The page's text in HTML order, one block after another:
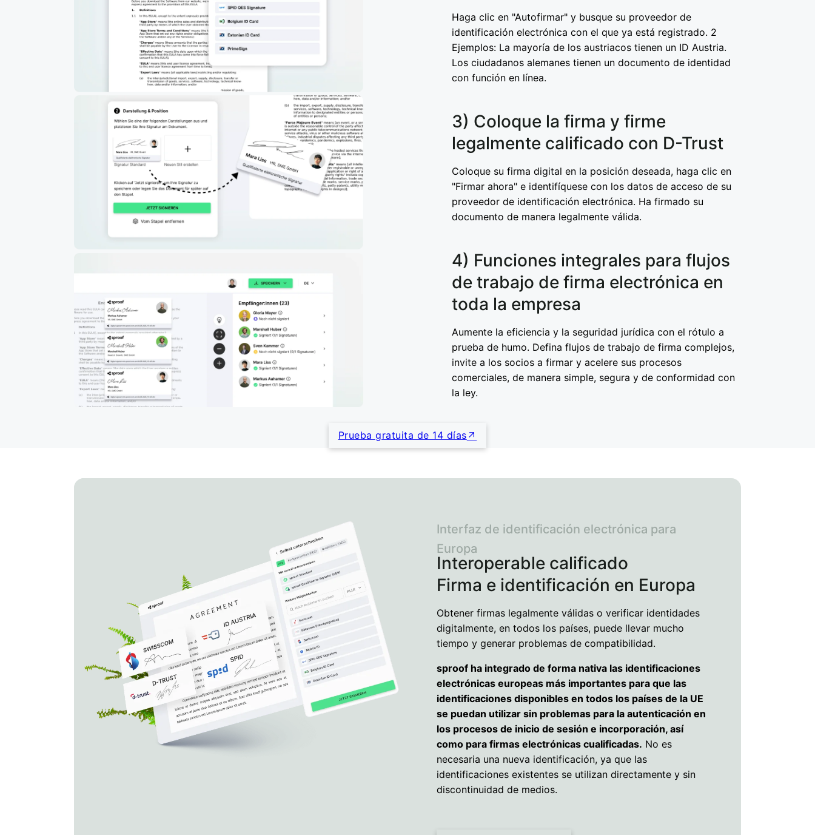
Haga clic en "Autofirmar" y busque su proveedor de
identificación electrónica con el que ya está registrado. 2
Ejemplos: La mayoría de los austriacos tienen un ID Austria.
Los ciudadanos alemanes tienen un documento de identidad
con función en línea.
3) Coloque la firma y firme
legalmente calificado con D-Trust
Coloque su firma digital en la posición deseada, haga clic en
"Firmar ahora" e identifíquese con los datos de acceso de su
proveedor de identificación electrónica. Ha firmado su
documento de manera legalmente válida.
4) Funciones integrales para flujos
de trabajo de firma electrónica en
toda la empresa
Aumente la eficiencia y la seguridad jurídica con el rótulo a
prueba de humo. Defina flujos de trabajo de firma complejos,
invite a los socios a firmar y acelere sus procesos
comerciales, de manera simple, segura y de conformidad con
la ley.
Prueba gratuita de 14 días
Interoperable calificado
Firma e identificación en Europa
Interfaz de identificación electrónica para
Europa
Obtener firmas legalmente válidas o verificar identidades
digitalmente, en todos los países, puede llevar mucho
tiempo y generar problemas de compatibilidad.
sproof ha integrado de forma nativa las identificaciones
electrónicas europeas más importantes para que las
identificaciones disponibles en todos los países de la UE
se puedan utilizar sin problemas para la autenticación en
los procesos de inicio de sesión e incorporación, así
como para firmas electrónicas cualificadas. No es
necesaria una nueva identificación, ya que las
identificaciones existentes se utilizan directamente y sin
discontinuidad de medios.